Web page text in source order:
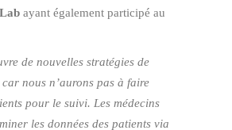
ayant également participé au
de nouvelles stratégies de
car nous n’aurons pas à faire
pour le suivi. Les médecins
les données des patients via